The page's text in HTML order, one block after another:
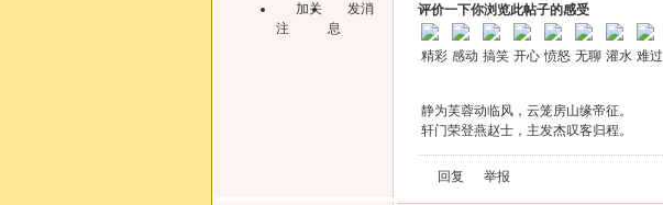
加关
注
发消
息
评价一下你浏览此帖子的感受
精彩 感动 搞笑 开心 愤怒 无聊 灌水 难过
静为芙蓉动临风，云笼房山缘帝征。
轩门荣登燕赵士，主发杰叹客归程。
回复 举报